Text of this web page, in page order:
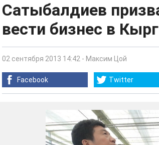
Сатыбалдиев
вести бизнес в
02 сентября 2013 14:42 - Максим Цой
Facebook Twitter